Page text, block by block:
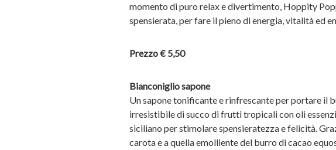
momento di puro relax e divertimento, Hoppity
spensierata, per fare il pieno di energia, vitalità ed
Prezzo € 5,50
Bianconiglio sapone
Un sapone tonificante e rinfrescante per portare il
irresistibile di succo di frutti tropicali con oli
siciliano per stimolare spensieratezza e felicità.
carota e a quella emolliente del burro di cacao